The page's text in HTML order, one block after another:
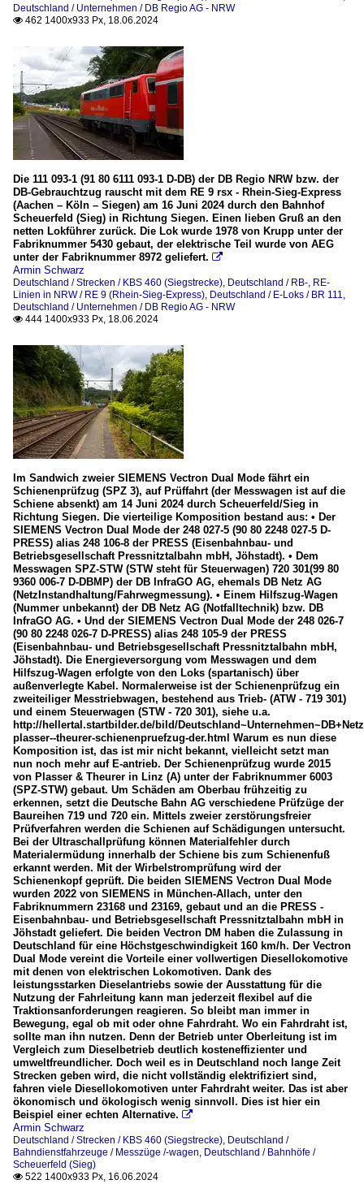
Deutschland / Unternehmen / DB Regio AG - NRW
 462 1400x933 Px, 18.06.2024
Die 111 093-1 (91 80 6111 093-1 D-DB) der DB Regio NRW bzw. der
DB-Gebrauchtzug rauscht mit dem RE 9 rsx - Rhein-Sieg-Express
(Aachen – Köln – Siegen) am 16 Juni 2024 durch den Bahnhof
Scheuerfeld (Sieg) in Richtung Siegen. Einen lieben Gruß an den
netten Lokführer zurück. Die Lok wurde 1978 von Krupp unter der
Fabriknummer 5430 gebaut, der elektrische Teil wurde von AEG
unter der Fabriknummer 8972 geliefert. 
Armin Schwarz
Deutschland / Strecken / KBS 460 (Siegstrecke), Deutschland / RB-, RE-
Linien in NRW / RE 9 (Rhein-Sieg-Express), Deutschland / E-Loks / BR 111,
Deutschland / Unternehmen / DB Regio AG - NRW
 444 1400x933 Px, 18.06.2024
Im Sandwich zweier SIEMENS Vectron Dual Mode fährt ein
Schienenprüfzug (SPZ 3), auf Prüffahrt (der Messwagen ist auf die
Schiene absenkt) am 14 Juni 2024 durch Scheuerfeld/Sieg in
Richtung Siegen. Die vierteilige Komposition bestand aus: • Der
SIEMENS Vectron Dual Mode der 248 027-5 (90 80 2248 027-5 D-
PRESS) alias 248 106-8 der PRESS (Eisenbahnbau- und
Betriebsgesellschaft Pressnitztalbahn mbH, Jöhstadt). • Dem
Messwagen SPZ-STW (STW steht für Steuerwagen) 720 301(99 80
9360 006-7 D-DBMP) der DB InfraGO AG, ehemals DB Netz AG
(NetzInstandhaltung/Fahrwegmessung). • Einem Hilfszug-Wagen
(Nummer unbekannt) der DB Netz AG (Notfalltechnik) bzw. DB
InfraGO AG. • Und der SIEMENS Vectron Dual Mode der 248 026-7
(90 80 2248 026-7 D-PRESS) alias 248 105-9 der PRESS
(Eisenbahnbau- und Betriebsgesellschaft Pressnitztalbahn mbH,
Jöhstadt). Die Energieversorgung vom Messwagen und dem
Hilfszug-Wagen erfolgte von den Loks (spartanisch) über
außenverlegte Kabel. Normalerweise ist der Schienenprüfzug ein
zweiteiliger Messtriebwagen, bestehend aus Trieb- (ATW - 719 301)
und einem Steuerwagen (STW - 720 301), siehe u.a.
http://hellertal.startbilder.de/bild/
plasser--theurer-schienenpruefzug-der.html Warum es nun diese
Komposition ist, das ist mir nicht bekannt, vielleicht setzt man
nun noch mehr auf E-antrieb. Der Schienenprüfzug wurde 2015
von Plasser & Theurer in Linz (A) unter der Fabriknummer 6003
(SPZ-STW) gebaut. Um Schäden am Oberbau frühzeitig zu
erkennen, setzt die Deutsche Bahn AG verschiedene Prüfzüge der
Baureihen 719 und 720 ein. Mittels zweier zerstörungsfreier
Prüfverfahren werden die Schienen auf Schädigungen untersucht.
Bei der Ultraschallprüfung können Materialfehler durch
Materialermüdung innerhalb der Schiene bis zum Schienenfuß
erkannt werden. Mit der Wirbelstromprüfung wird der
Schienenkopf geprüft. Die beiden SIEMENS Vectron Dual Mode
wurden 2022 von SIEMENS in München-Allach, unter den
Fabriknummern 23168 und 23169, gebaut und an die PRESS -
Eisenbahnbau- und Betriebsgesellschaft Pressnitztalbahn mbH in
Jöhstadt geliefert. Die beiden Vectron DM haben die Zulassung in
Deutschland für eine Höchstgeschwindigkeit 160 km/h. Der Vectron
Dual Mode vereint die Vorteile einer vollwertigen Diesellokomotive
mit denen von elektrischen Lokomotiven. Dank des
leistungsstarken Dieselantriebs sowie der Ausstattung für die
Nutzung der Fahrleitung kann man jederzeit flexibel auf die
Traktionsanforderungen reagieren. So bleibt man immer in
Bewegung, egal ob mit oder ohne Fahrdraht. Wo ein Fahrdraht ist,
sollte man ihn nutzen. Denn der Betrieb unter Oberleitung ist im
Vergleich zum Dieselbetrieb deutlich kosteneffizienter und
umweltfreundlicher. Doch weil es in Deutschland noch lange Zeit
Strecken geben wird, die nicht vollständig elektrifiziert sind,
fahren viele Diesellokomotiven unter Fahrdraht weiter. Das ist aber
ökonomisch und ökologisch wenig sinnvoll. Dies ist hier ein
Beispiel einer echten Alternative. 
Armin Schwarz
Deutschland / Strecken / KBS 460 (Siegstrecke), Deutschland /
Bahndienstfahrzeuge / Messzüge /-wagen, Deutschland / Bahnhöfe /
Scheuerfeld (Sieg)
 522 1400x933 Px, 16.06.2024